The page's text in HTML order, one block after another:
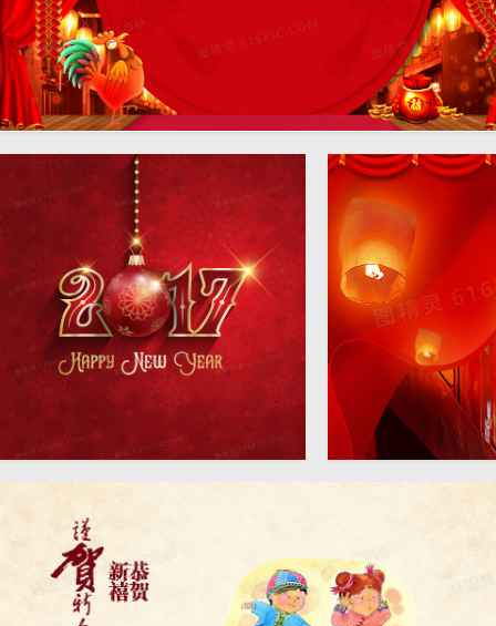
红色新年中国风海报背景 1920 ×
新年中国风红背景素材 淘宝新年中国风海